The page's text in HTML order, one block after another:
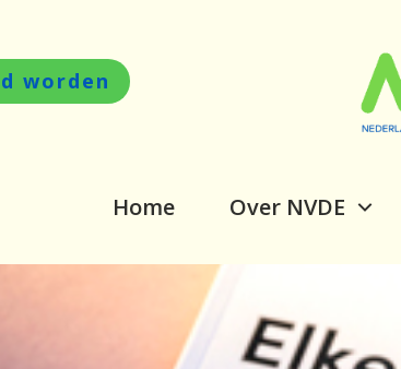
worden
Home Over NVDE